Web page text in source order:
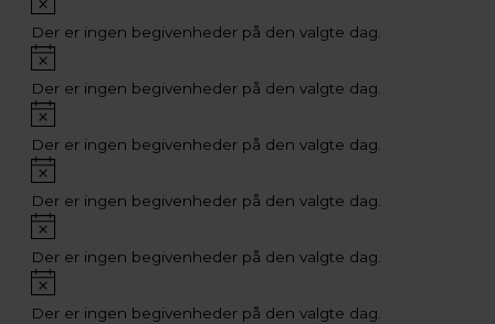
Der er ingen begivenheder på den valgte dag.
Notice
Der er ingen begivenheder på den valgte dag.
Notice
Der er ingen begivenheder på den valgte dag.
Notice
Der er ingen begivenheder på den valgte dag.
Notice
Der er ingen begivenheder på den valgte dag.
Notice
Der er ingen begivenheder på den valgte dag.